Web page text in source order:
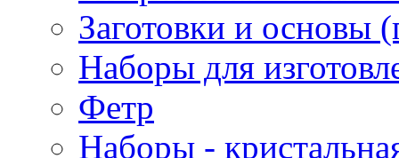
Заготовки и основы
Наборы для
Фетр
Наборы -